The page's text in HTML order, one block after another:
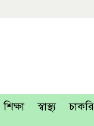
শিক্ষা স্বাস্থ্য